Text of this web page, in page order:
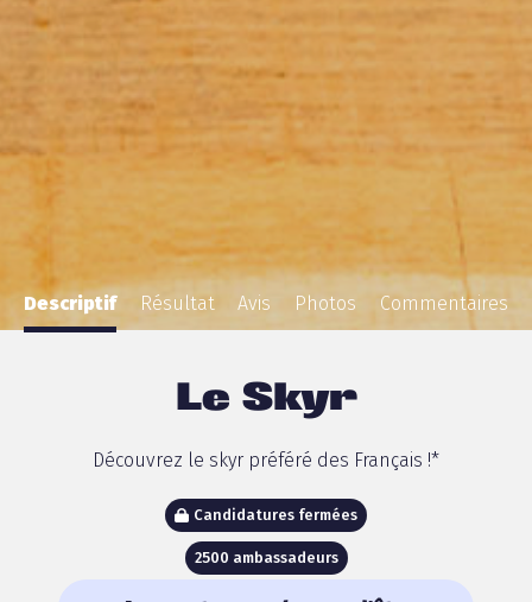
Descriptif Résultat Avis Photos Commentaires
Le Skyr
Découvrez le skyr préféré des Français !*
Candidatures fermées
2500 ambassadeurs